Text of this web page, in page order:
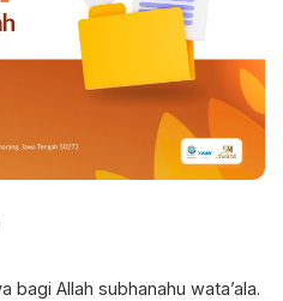
bagi Allah subhanahu wata’ala.